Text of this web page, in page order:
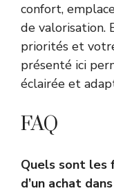
confort,
de valorisation.
priorités et
présenté ici
éclairée et
FAQ
Quels sont les
d’un achat